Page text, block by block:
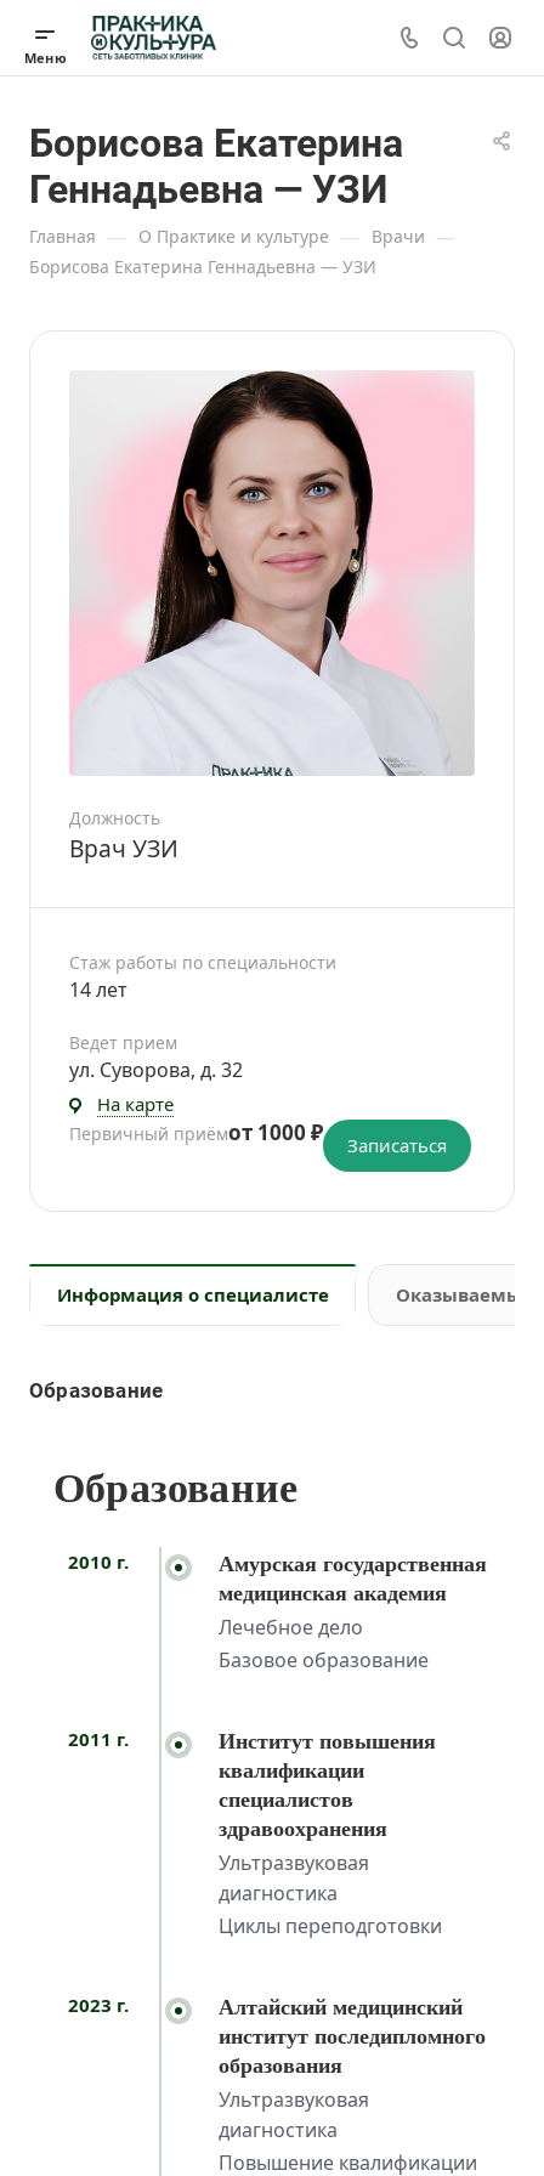
Борисова Екатерина
Геннадьевна — УЗИ
Главная — О Практике и культуре — Врачи —
Борисова Екатерина Геннадьевна — УЗИ
Должность
Врач УЗИ
Стаж работы по специальности
14 лет
Ведет прием
ул. Суворова, д. 32
На карте
Первичный приёмот 1000 ₽ Записаться
Информация о специалисте Оказываемые
Образование
Образование
2010 г.
Амурская государственная
медицинская академия
Лечебное дело
Базовое образование
2011 г.
Институт повышения
квалификации
специалистов
здравоохранения
Ультразвуковая
диагностика
Циклы переподготовки
2023 г.
Алтайский медицинский
институт последипломного
образования
Ультразвуковая
диагностика
Повышение квалификации